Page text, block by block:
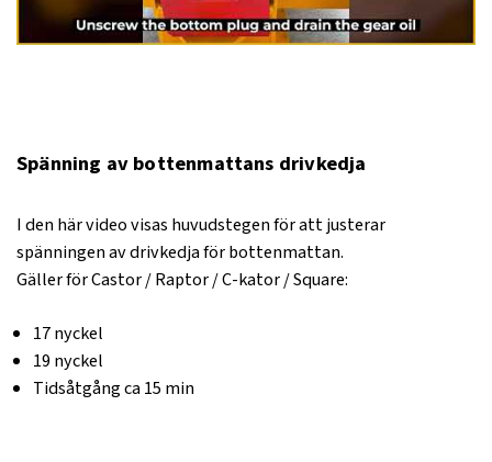
Spänning av bottenmattans drivkedja
I den här video visas huvudstegen för att justerar
spänningen av drivkedja för bottenmattan.
Gäller för Castor / Raptor / C-kator / Square:
17 nyckel
19 nyckel
Tidsåtgång ca 15 min